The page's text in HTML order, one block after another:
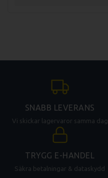
SNABB LEVERANS
Vi skickar lagervaror samma dag
TRYGG E-HANDEL
Säkra betalningar & dataskydd